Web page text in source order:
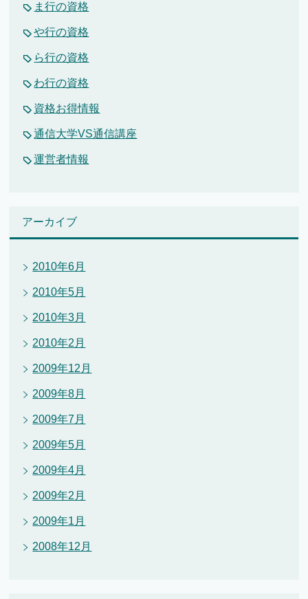
ま行の資格
や行の資格
ら行の資格
わ行の資格
資格お得情報
通信大学VS通信講座
運営者情報
アーカイブ
2010年6月
2010年5月
2010年3月
2010年2月
2009年12月
2009年8月
2009年7月
2009年5月
2009年4月
2009年2月
2009年1月
2008年12月